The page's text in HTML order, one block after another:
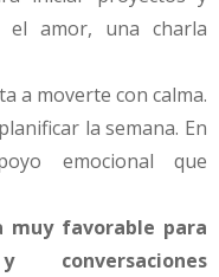
el amor, una charla
a moverte con calma.
la semana. En
emocional que
muy favorable para
conversaciones